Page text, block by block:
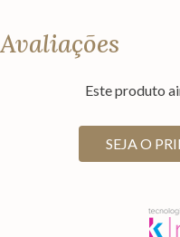
Avaliações
Este produto
SEJA O